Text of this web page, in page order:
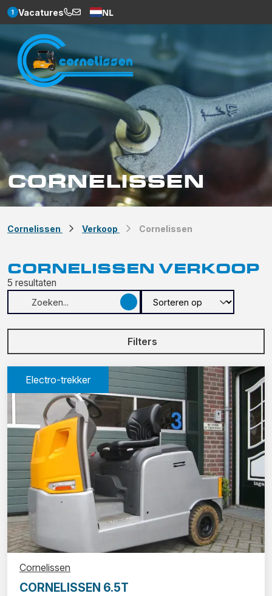
1 Vacatures NL
CORNELISSEN
Cornelissen Verkoop Cornelissen
CORNELISSEN VERKOOP
5 resultaten
Filters
Electro-trekker
Cornelissen
CORNELISSEN 6.5T